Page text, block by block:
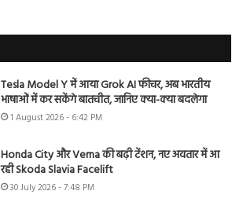
Tesla Model Y में आया Grok AI फीचर, अब भारतीय
भाषाओं में कर सकेंगे बातचीत, जानिए क्या-क्या बदलेगा
1 August 2026 - 6:42 PM
Honda City और Verna की बढ़ी टेंशन, नए अवतार में आ
रही Skoda Slavia Facelift
30 July 2026 - 7:48 PM